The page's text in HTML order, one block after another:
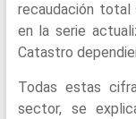
recaudación total
en la serie
Catastro
Todas estas
sector, se